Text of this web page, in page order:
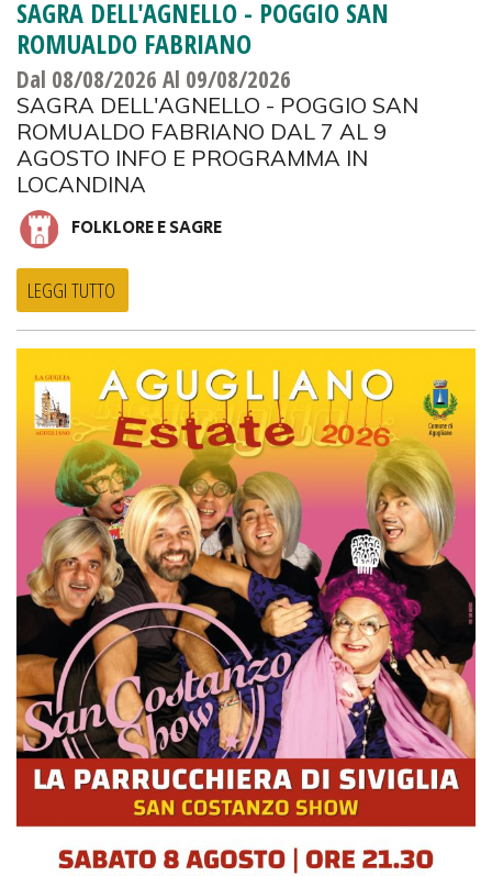
SAGRA DELL'AGNELLO - POGGIO SAN
ROMUALDO FABRIANO
Dal 08/08/2026 Al 09/08/2026
SAGRA DELL'AGNELLO - POGGIO SAN
ROMUALDO FABRIANO DAL 7 AL 9
AGOSTO INFO E PROGRAMMA IN
LOCANDINA
FOLKLORE E SAGRE
LEGGI TUTTO